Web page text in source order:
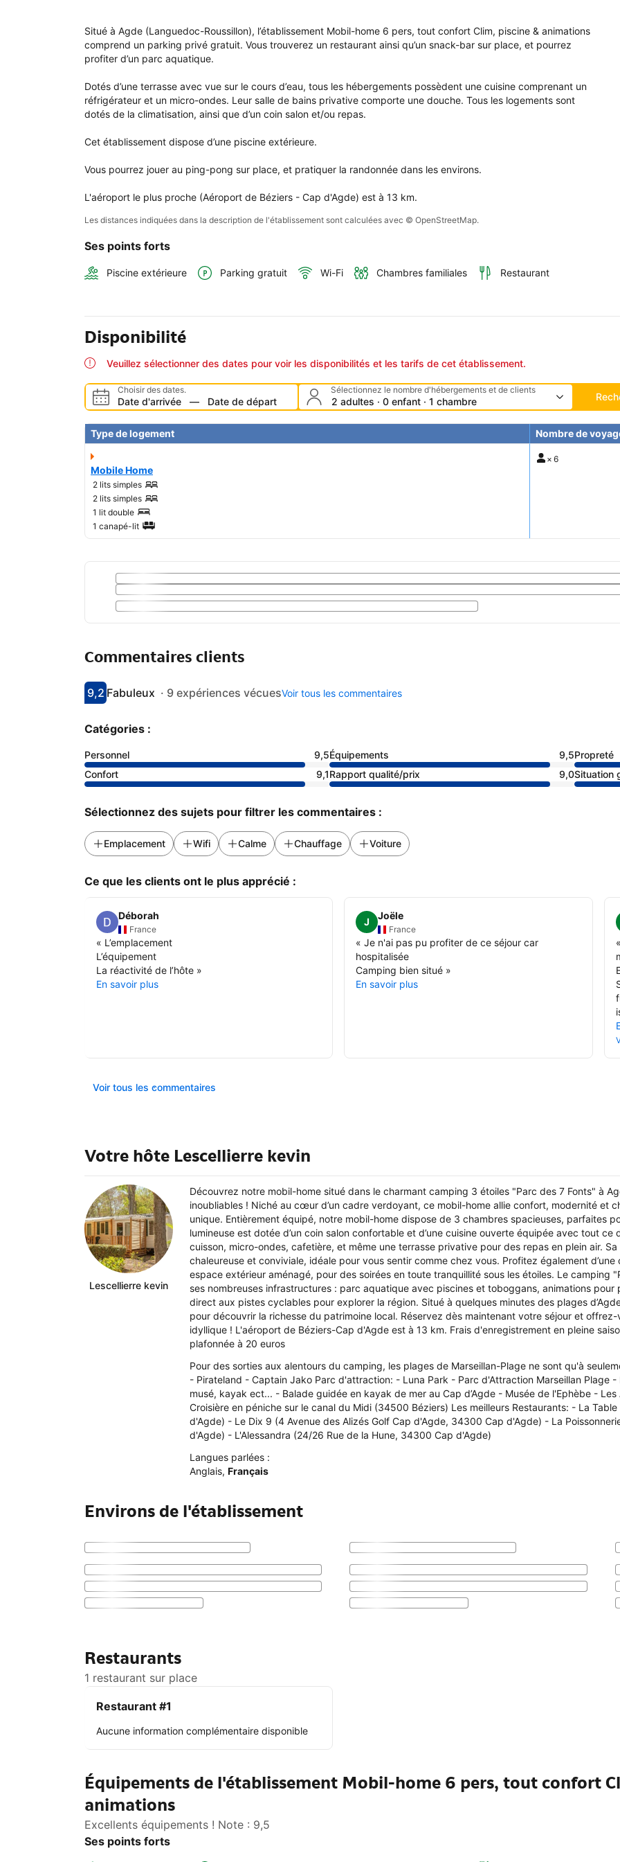
Mobil-
home
tout
confort
Clim,
&
Situé à Agde (Languedoc-Roussillon), l’établissement Mobil-home 6 pers, tout confort Clim, piscine & animations
comprend un parking privé gratuit. Vous trouverez un restaurant ainsi qu’un snack-bar sur place, et pourrez
profiter d’un parc aquatique.
Dotés d’une terrasse avec vue sur le cours d’eau, tous les hébergements possèdent une cuisine comprenant un
réfrigérateur et un micro-ondes. Leur salle de bains privative comporte une douche. Tous les logements sont
dotés de la climatisation, ainsi que d’un coin salon et/ou repas.
Cet établissement dispose d’une piscine extérieure.
Vous pourrez jouer au ping-pong sur place, et pratiquer la randonnée dans les environs.
L'aéroport le plus proche (Aéroport de Béziers - Cap d'Agde) est à 13 km.
Les distances indiquées dans la description de l'établissement sont calculées avec © OpenStreetMap.
Ses points forts
Piscine extérieure Parking gratuit Wi-Fi Chambres familiales Restaurant
Disponibilité
Veuillez sélectionner des dates pour voir les disponibilités et les tarifs de cet établissement.
Choisir des dates.
Date d'arrivée — Date de départ
Sélectionnez le nombre d'hébergements et de clients
2 adultes · 0 enfant · 1 chambre
Type de logement Nombre de
Mobile Home
2 lits simples
2 lits simples
1 lit double
1 canapé-lit
× 6
Commentaires clients
Avec une note de 9.2
9,2
fabuleuxFabuleux · 9 expériences vécuesVoir tous les commentaires
Catégories :
Personnel 9,5Équipements 9,5Propreté
Confort
9,1Rapport qualité/prix 9,0Situation
Sélectionnez des sujets pour filtrer les commentaires :
Emplacement Wifi Calme Chauffage Voiture
Ce que les clients ont le plus apprécié :
Déborah
France
« L’emplacement
L’équipement
La réactivité de l’hôte »
En savoir plus
J
Joële
France
«Je n'ai pas pu profiter de ce séjour car
hospitalisée
Camping bien situé »
En savoir plus
«
Voir tous les commentaires
Votre hôte Lescellierre kevin
Lescellierre kevin
Découvrez notre mobil-home situé dans le charmant camping 3 étoiles "Parc des 7 Fonts" à
inoubliables ! Niché au cœur d’un cadre verdoyant, ce mobil-home allie confort, modernité et
unique. Entièrement équipé, notre mobil-home dispose de 3 chambres spacieuses, parfaites
lumineuse est dotée d’un coin salon confortable et d’une cuisine ouverte équipée avec tout
cuisson, micro-ondes, cafetière, et même une terrasse privative pour des repas en plein air.
chaleureuse et conviviale, idéale pour vous sentir comme chez vous. Profitez également d’une
espace extérieur aménagé, pour des soirées en toute tranquillité sous les étoiles. Le camping
ses nombreuses infrastructures : parc aquatique avec piscines et toboggans, animations
direct aux pistes cyclables pour explorer la région. Situé à quelques minutes des plages
pour découvrir la richesse du patrimoine local. Réservez dès maintenant votre séjour et
idyllique ! L'aéroport de Béziers-Cap d'Agde est à 13 km. Frais d'enregistrement en pleine
plafonnée à 20 euros
Pour des sorties aux alentours du camping, les plages de Marseillan-Plage ne sont qu'à
- Pirateland - Captain Jako Parc d'attraction: - Luna Park - Parc d'Attraction Marseillan Plage
musé, kayak ect... - Balade guidée en kayak de mer au Cap d’Agde - Musée de l'Ephèbe -
Croisière en péniche sur le canal du Midi (34500 Béziers) Les meilleurs Restaurants: - La
d'Agde) - Le Dix 9 (4 Avenue des Alizés Golf Cap d'Agde, 34300 Cap d'Agde) - La
d'Agde) - L'Alessandra (24/26 Rue de la Hune, 34300 Cap d'Agde)
Langues parlées :
Anglais, Français
Environs de l'établissement
Restaurants
1 restaurant sur place
Restaurant #1
Aucune information complémentaire disponible
Équipements de l'établissement Mobil-home 6 pers, tout confort
animations
Excellents équipements ! Note : 9,5
Ses points forts